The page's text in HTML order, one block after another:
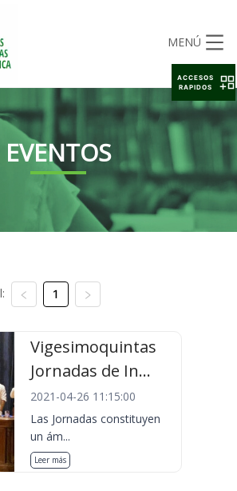
MENÚ
EVENTOS
1
Vigesimoquintas
Jornadas de In...
2021-04-26 11:15:00
Las Jornadas constituyen
un ám...
Leer más
ACCESOS
RAPIDOS